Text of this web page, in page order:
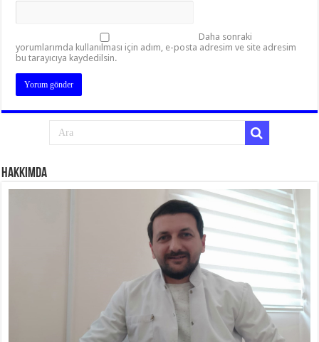
Daha sonraki
yorumlarımda kullanılması için adım, e-posta adresim ve site adresim
bu tarayıcıya kaydedilsin.
Hakkımda